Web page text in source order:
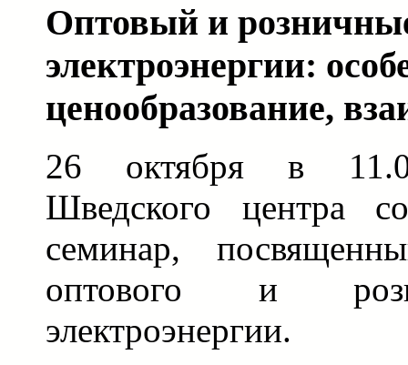
Оптовый и
электроэнергии:
ценообразование,
26 октября в
Шведского центра
семинар,
оптового и
электроэнергии.